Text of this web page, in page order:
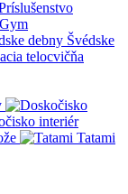
Švédske
interiér
Tatami